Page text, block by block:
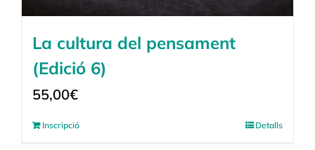
La cultura del pensament
(Edició 6)
55,00€
Inscripció Detalls